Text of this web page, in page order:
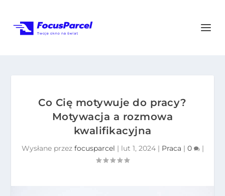
Co Cię motywuje do pracy?
Motywacja a rozmowa
kwalifikacyjna
Wysłane przez focusparcel | lut 1, 2024| Praca | 0 |